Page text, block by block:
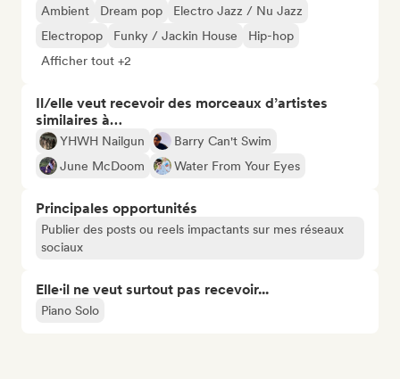
Ambient Dream pop
Electro Jazz / Nu Jazz
Electropop
Funky / Jackin House
Hip-hop
Afficher tout +2
Il/elle veut recevoir des morceaux d’artistes
similaires à…
YHWH Nailgun
Barry Can't Swim
June McDoom
Water From Your Eyes
Principales opportunités
Publier des posts ou reels impactants sur mes réseaux
sociaux
Elle·il ne veut surtout pas recevoir...
Piano Solo